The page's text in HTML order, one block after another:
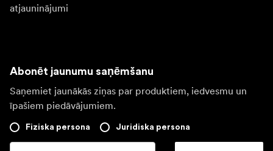
atjauninājumi
Abonēt jaunumu saņēmšanu
Saņemiet jaunākās ziņas par produktiem, iedvesmu un
īpašiem piedāvājumiem.
Fiziska persona Juridiska persona